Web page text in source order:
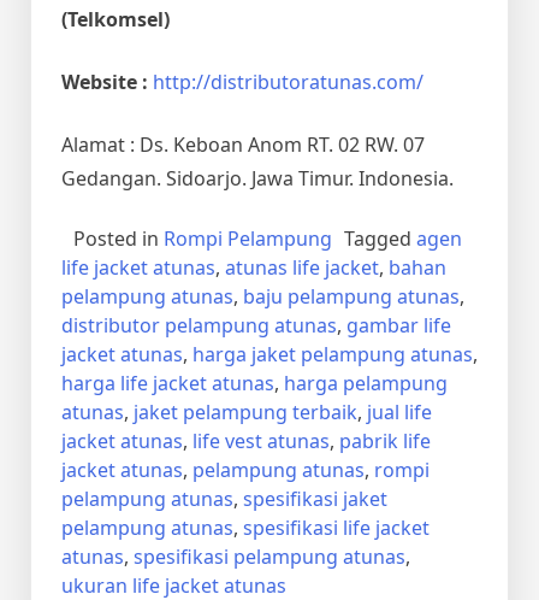
(Telkomsel)
Website : http://distributoratunas.com/
Alamat : Ds. Keboan Anom RT. 02 RW. 07
Gedangan. Sidoarjo. Jawa Timur. Indonesia.
Posted in Rompi Pelampung Tagged agen
life jacket atunas, atunas life jacket, bahan
pelampung atunas, baju pelampung atunas,
distributor pelampung atunas, gambar life
jacket atunas, harga jaket pelampung atunas,
harga life jacket atunas, harga pelampung
atunas, jaket pelampung terbaik, jual life
jacket atunas, life vest atunas, pabrik life
jacket atunas, pelampung atunas, rompi
pelampung atunas, spesifikasi jaket
pelampung atunas, spesifikasi life jacket
atunas, spesifikasi pelampung atunas,
ukuran life jacket atunas